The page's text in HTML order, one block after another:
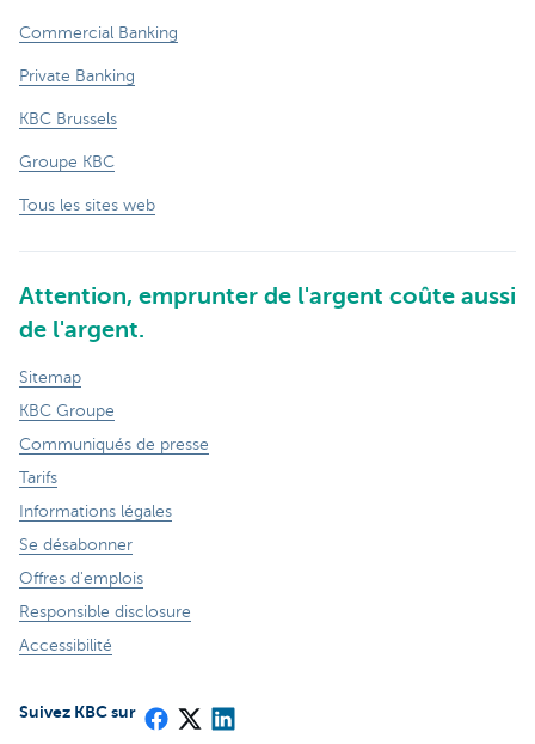
Commercial Banking
Private Banking
KBC Brussels
Groupe KBC
Tous les sites web
Attention, emprunter de l'argent coûte aussi
de l'argent.
Sitemap
KBC Groupe
Communiqués de presse
Tarifs
Informations légales
Se désabonner
Offres d'emplois
Responsible disclosure
Accessibilité
Suivez KBC sur